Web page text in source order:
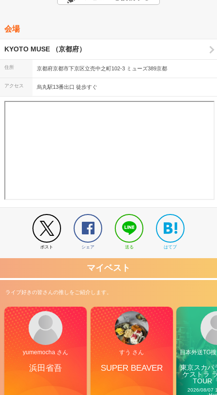
会場
KYOTO MUSE （京都府）
住所 京都府京都市下京区立売中之町102-3 ミューズ389京都
アクセス 烏丸駅13番出口 徒歩すぐ
ポスト シェア 送る はてブ
マイベスト
ライブ好きの皆さんの推しをご紹介します。
yumemocha さん
浜田省吾
すう さん
SUPER BEAVER
日本外送TG
東京スカパ
ケストラ
TOUR
2026/08/07